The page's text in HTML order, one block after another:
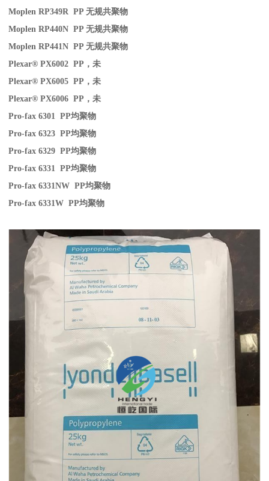
Moplen RP349R PP无规共聚物
Moplen RP440N PP无规共聚物
Moplen RP441N PP无规共聚物
Plexar® PX6002 PP ，未
Plexar® PX6005 PP ，未
Plexar® PX6006 PP ，未
Pro-fax 6301 PP均聚物
Pro-fax 6323 PP均聚物
Pro-fax 6329 PP均聚物
Pro-fax 6331 PP均聚物
Pro-fax 6331NW PP均聚物
Pro-fax 6331W PP均聚物